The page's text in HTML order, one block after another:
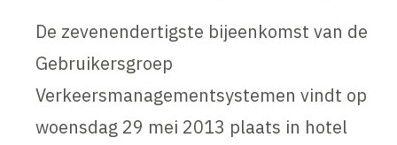
De zevenendertigste bijeenkomst van de
Gebruikersgroep
Verkeersmanagementsystemen vindt op
woensdag 29 mei 2013 plaats in hotel